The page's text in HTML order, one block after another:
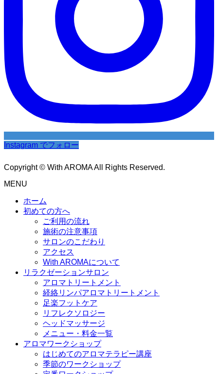
Instagram でフォロー
Copyright © With AROMA All Rights Reserved.
MENU
ホーム
初めての方へ
ご利用の流れ
施術の注意事項
サロンのこだわり
アクセス
With AROMAについて
リラクゼーションサロン
アロマトリートメント
経絡リンパアロマトリートメント
足楽フットケア
リフレクソロジー
ヘッドマッサージ
メニュー・料金一覧
アロマワークショップ
はじめてのアロマテラピー講座
季節のワークショップ